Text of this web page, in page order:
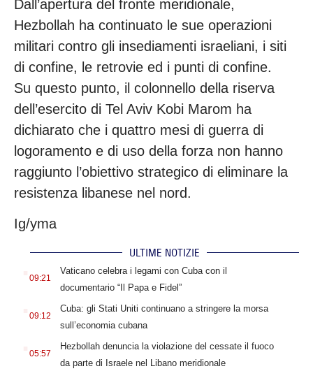
Dall’apertura del fronte meridionale,
Hezbollah ha continuato le sue operazioni
militari contro gli insediamenti israeliani, i siti
di confine, le retrovie ed i punti di confine.
Su questo punto, il colonnello della riserva
dell’esercito di Tel Aviv Kobi Marom ha
dichiarato che i quattro mesi di guerra di
logoramento e di uso della forza non hanno
raggiunto l’obiettivo strategico di eliminare la
resistenza libanese nel nord.
Ig/yma
ULTIME NOTIZIE
09:21
Vaticano celebra i legami con Cuba con il
documentario “Il Papa e Fidel”
09:12
Cuba: gli Stati Uniti continuano a stringere la morsa
sull’economia cubana
05:57
Hezbollah denuncia la violazione del cessate il fuoco
da parte di Israele nel Libano meridionale